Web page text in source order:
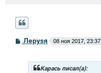
С
о
Лeрysя 08 ноя 2017, 23:37
Карась писал(а):